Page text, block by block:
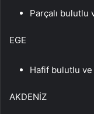
Parçalı bulutlu
EGE
Hafif bulutlu
AKDENİZ